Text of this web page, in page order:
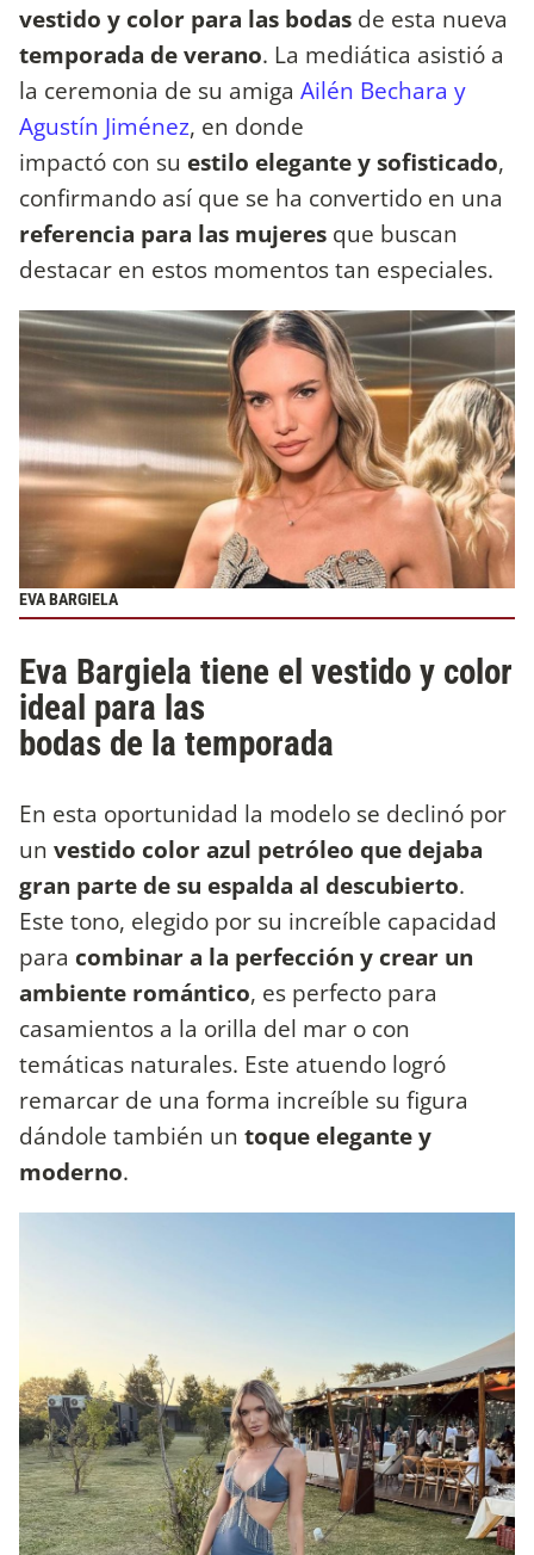
vestido y color para las bodas de esta nueva
temporada de verano. La mediática asistió a
la ceremonia de su amiga Ailén Bechara y
Agustín Jiménez, en donde
impactó con su estilo elegante y sofisticado,
confirmando así que se ha convertido en una
referencia para las mujeres que buscan
destacar en estos momentos tan especiales.
EVA BARGIELA
Eva Bargiela tiene el vestido y color
ideal para las
bodas de la temporada
En esta oportunidad la modelo se declinó por
un vestido color azul petróleo que dejaba
gran parte de su espalda al descubierto.
Este tono, elegido por su increíble capacidad
para combinar a la perfección y crear un
ambiente romántico, es perfecto para
casamientos a la orilla del mar o con
temáticas naturales. Este atuendo logró
remarcar de una forma increíble su figura
dándole también un toque elegante y
moderno.